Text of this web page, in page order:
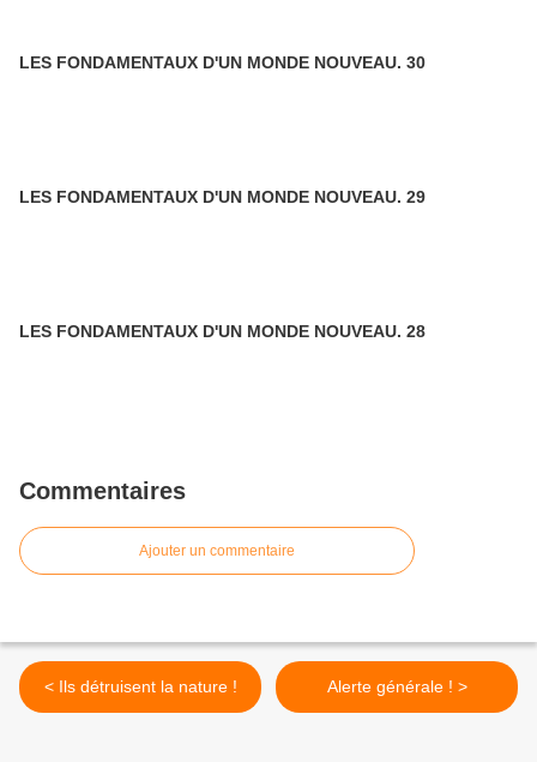
LES FONDAMENTAUX D'UN MONDE NOUVEAU. 30
LES FONDAMENTAUX D'UN MONDE NOUVEAU. 29
LES FONDAMENTAUX D'UN MONDE NOUVEAU. 28
Commentaires
Ajouter un commentaire
< Ils détruisent la nature ! Alerte générale ! >